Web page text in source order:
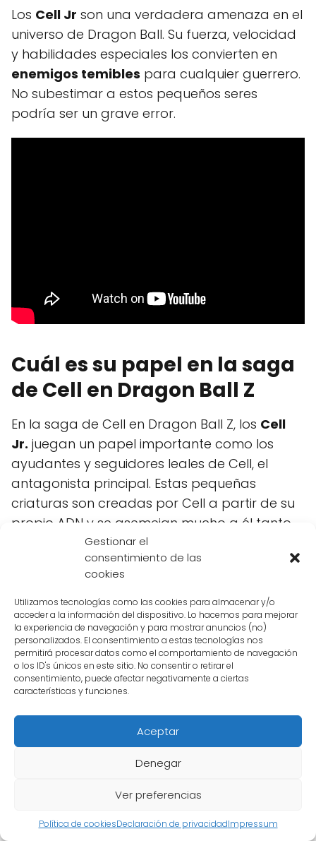
Gestionar el
consentimiento de las
cookies
Utilizamos tecnologías como las cookies para almacenar y/o
acceder a la información del dispositivo. Lo hacemos para mejorar
la experiencia de navegación y para mostrar anuncios (no)
personalizados. El consentimiento a estas tecnologías nos
permitirá procesar datos como el comportamiento de navegación
o los ID's únicos en este sitio. No consentir o retirar el
consentimiento, puede afectar negativamente a ciertas
características y funciones.
Aceptar
Denegar
Ver preferencias
Política de cookiesDeclaración de privacidadImpressum
Los Cell Jr son una verdadera amenaza en el
universo de Dragon Ball. Su fuerza, velocidad
y habilidades especiales los convierten en
enemigos temibles para cualquier guerrero.
No subestimar a estos pequeños seres
podría ser un grave error.
Cuál es su papel en la saga
de Cell en Dragon Ball Z
En la saga de Cell en Dragon Ball Z, los Cell
Jr. juegan un papel importante como los
ayudantes y seguidores leales de Cell, el
antagonista principal. Estas pequeñas
criaturas son creadas por Cell a partir de su
propio ADN y se asemejan mucho a él tanto
en apariencia como en habilidades.
son introducidos durante la
batalla final de Cell contra los Guerreros Z en
el Torneo de las Artes Marciales. Cell crea a
sieteCell Jr.y los envía a luchar contra los
Guerreros Z para probar su fuerza y ​​
demostrar su superioridad.
¿Qué tan fuertes son losCell Jr.?
LosCell Jr.son increíblemente poderosos y
representan una seria amenaza para los
manera eficiente contra personajes como
Goku, Gohan, Vegeta y Trunks, lo que